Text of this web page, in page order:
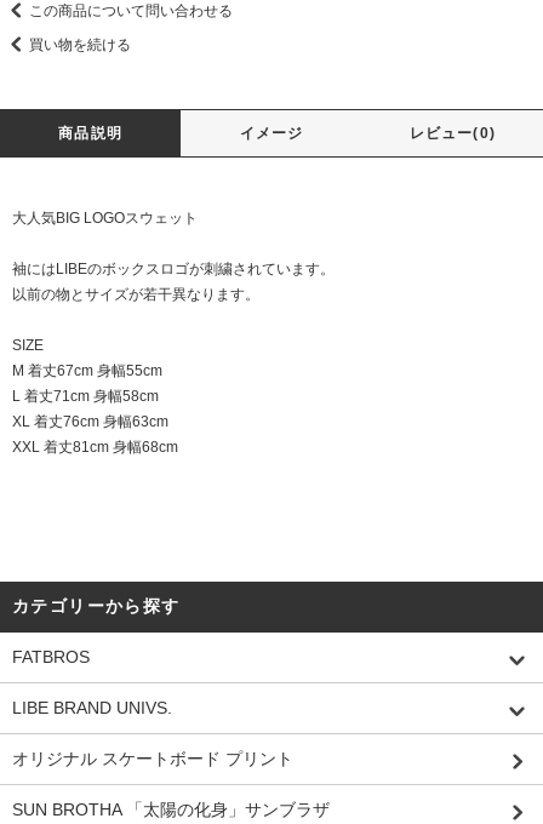
この商品について問い合わせる
買い物を続ける
商品説明 イメージ レビュー(0)
大人気BIG LOGOスウェット
袖にはLIBEのボックスロゴが刺繍されています。
以前の物とサイズが若干異なります。
SIZE
M 着丈67cm 身幅55cm
L 着丈71cm 身幅58cm
XL 着丈76cm 身幅63cm
XXL 着丈81cm 身幅68cm
カテゴリーから探す
FATBROS
LIBE BRAND UNIVS.
オリジナル スケートボード プリント
SUN BROTHA 「太陽の化身」サンブラザ